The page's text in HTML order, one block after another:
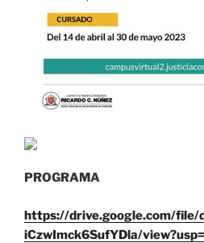
PROGRAMA
https://drive.google.com/file/
iCzwImck6SufYDla/